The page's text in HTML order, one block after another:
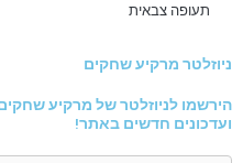
תעופה צבאית
ניוזלטר מרקיע שחקים
הירשמו לניוזלטר של מרקיע
ועדכונים חדשים באתר!